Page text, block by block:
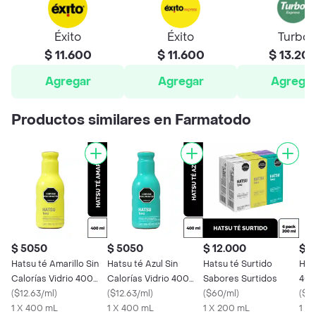
Éxito
$ 11.600
Agregar
Éxito
$ 11.600
Agregar
Turbo
$
Agregar
Productos similares en Farmatodo
$ 5050
Hatsu té Amarillo Sin
Calorías Vidrio 400
mL
($12.63/ml)
1 X 400 mL
$ 5050
Hatsu té Azul Sin
Calorías Vidrio 400
mL
($12.63/ml)
1 X 400 mL
$ 12.000
Hatsu té Surtido
Sabores Surtidos
($60/ml)
1 X 200 mL
$
(
1 X